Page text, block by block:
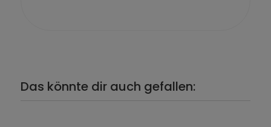
Das könnte dir auch gefallen: